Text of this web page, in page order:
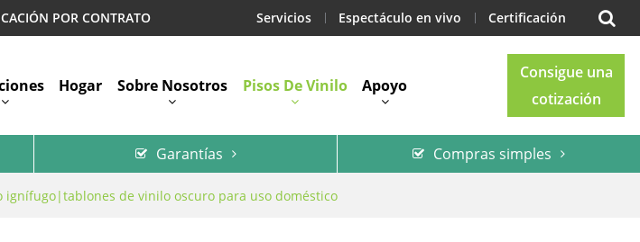
POR CONTRATO Servicios Espectáculo en vivo Certificación
Hogar Sobre Nosotros Pisos De Vinilo Apoyo
Consigue una
cotización
Garantías Compras simples
de vinilo oscuro para uso doméstico